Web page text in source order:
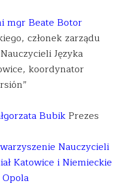
mgr Beate Botor
członek zarządu
Języka
koordynator
BubikPrezes
Nauczycieli
Katowice i Niemieckie